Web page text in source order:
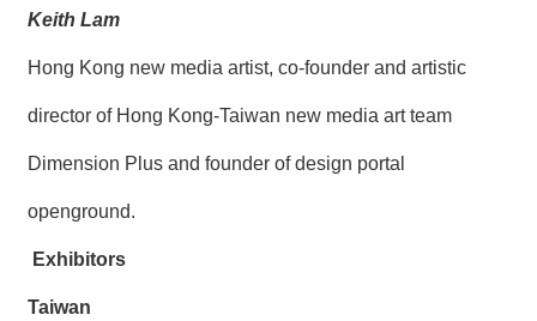
Keith Lam
Hong Kong new media artist, co-founder and artistic
director of Hong Kong-Taiwan new media art team
Dimension Plus and founder of design portal
openground.
Exhibitors
Taiwan